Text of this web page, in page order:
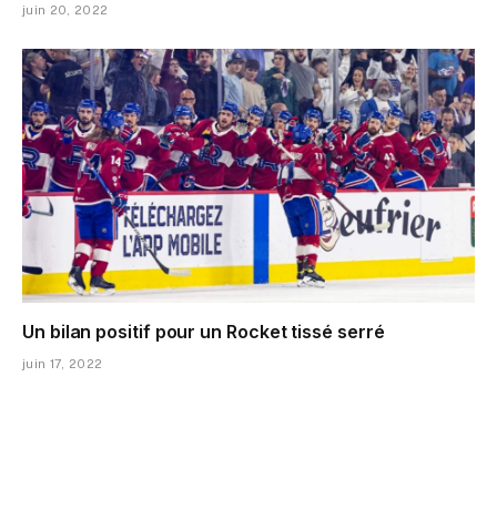
juin 20, 2022
Un bilan positif pour un Rocket tissé serré
juin 17, 2022